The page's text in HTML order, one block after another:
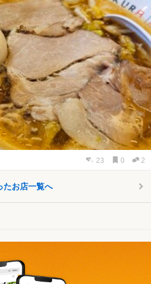
23 0 2
たお店一覧へ